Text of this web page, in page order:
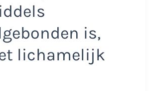
is,
lichamelijk